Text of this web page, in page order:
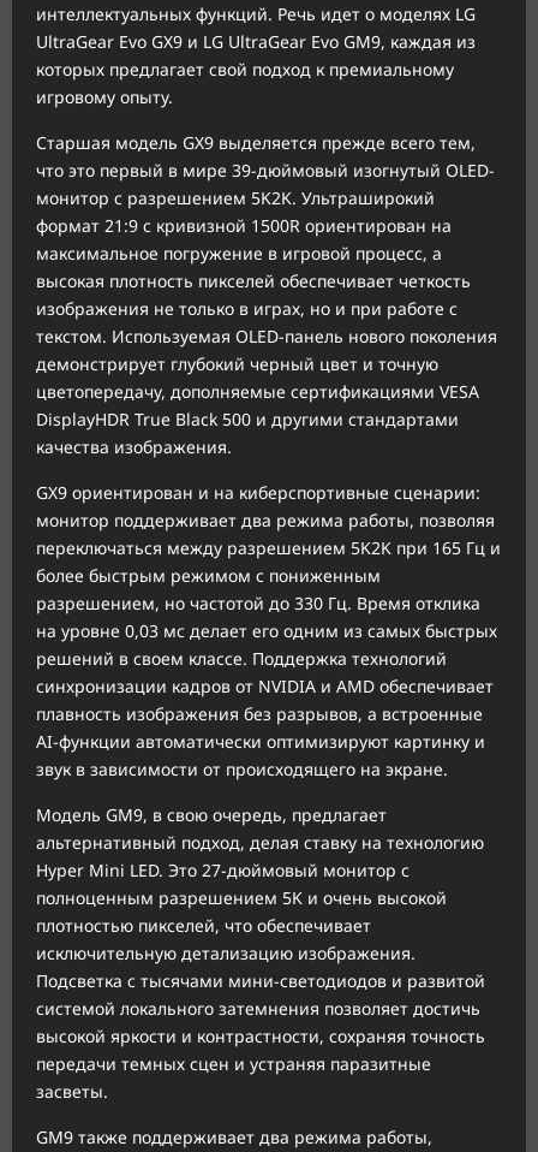
интеллектуальных функций. Речь идет о моделях LG
UltraGear Evo GX9 и LG UltraGear Evo GM9, каждая из
которых предлагает свой подход к премиальному
игровому опыту.
Старшая модель GX9 выделяется прежде всего тем,
что это первый в мире 39-дюймовый изогнутый OLED-
монитор с разрешением 5K2K. Ультраширокий
формат 21:9 с кривизной 1500R ориентирован на
максимальное погружение в игровой процесс, а
высокая плотность пикселей обеспечивает четкость
изображения не только в играх, но и при работе с
текстом. Используемая OLED-панель нового поколения
демонстрирует глубокий черный цвет и точную
цветопередачу, дополняемые сертификациями VESA
DisplayHDR True Black 500 и другими стандартами
качества изображения.
GX9 ориентирован и на киберспортивные сценарии:
монитор поддерживает два режима работы, позволяя
переключаться между разрешением 5K2K при 165 Гц и
более быстрым режимом с пониженным
разрешением, но частотой до 330 Гц. Время отклика
на уровне 0,03 мс делает его одним из самых быстрых
решений в своем классе. Поддержка технологий
синхронизации кадров от NVIDIA и AMD обеспечивает
плавность изображения без разрывов, а встроенные
AI-функции автоматически оптимизируют картинку и
звук в зависимости от происходящего на экране.
Модель GM9, в свою очередь, предлагает
альтернативный подход, делая ставку на технологию
Hyper Mini LED. Это 27-дюймовый монитор с
полноценным разрешением 5K и очень высокой
плотностью пикселей, что обеспечивает
исключительную детализацию изображения.
Подсветка с тысячами мини-светодиодов и развитой
системой локального затемнения позволяет достичь
высокой яркости и контрастности, сохраняя точность
передачи темных сцен и устраняя паразитные
засветы.
GM9 также поддерживает два режима работы,